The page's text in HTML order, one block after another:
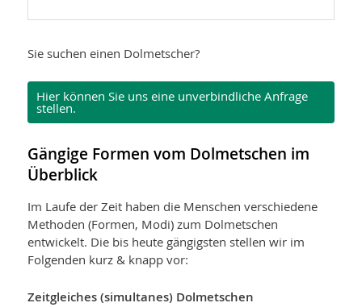
Sie suchen einen Dolmetscher?
Hier können Sie uns eine unverbindliche Anfrage
stellen.
Gängige Formen vom Dolmetschen im
Überblick
Im Laufe der Zeit haben die Menschen verschiedene
Methoden (Formen, Modi) zum Dolmetschen
entwickelt. Die bis heute gängigsten stellen wir im
Folgenden kurz & knapp vor:
Zeitgleiches (simultanes) Dolmetschen